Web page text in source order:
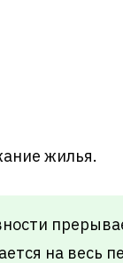
жилья.
на весь